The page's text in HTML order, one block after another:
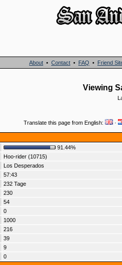
About • Contact • FAQ • Friend
Viewing
Translate this page from English: ·
91.44%
Hoo-rider (10715)
Los Desperados
57:43
232 Tage
230
54
0
1000
216
39
9
0